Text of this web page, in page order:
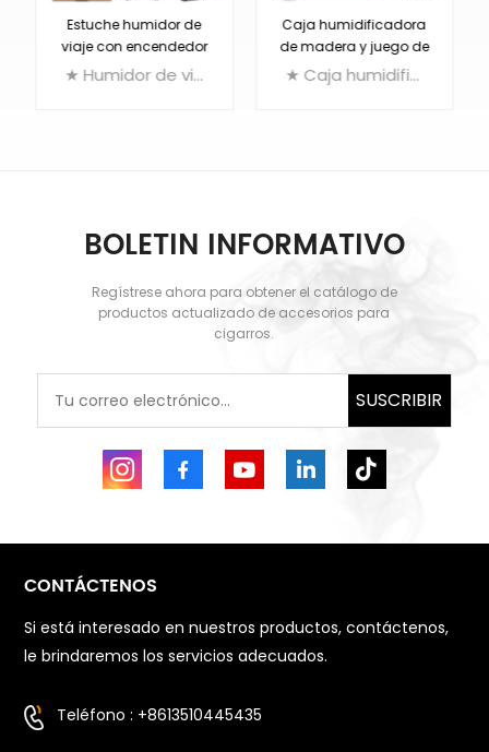
Estuche humidor de
viaje con encendedor
de cigarros 5 en 1,★ Humidor de viaje + Encendedor de cigarros 5 en 1 + 2 paquetes de humedad bidireccionales | Humidor: cuero PU, forrado en madera de cedro, capacidad para 7 puros | Encendedor: encendedor de 2 antorchas de chorro + cortador de cigarros V + perforador de cigarros + soporte para cigarros + potenciador de extracción
APRENDE MÁS
Caja humidificadora
de madera y juego de
encendedor de
cigarros 5 en 1
★ Caja humidificadora de madera con higrómetro digital, humidificador y cajón, paquete de humedad de 2 vías, con capacidad para 80 puros ★ Encendedor de cigarros 5 en 1: Encendedor de 2 antorchas de chorro + Cortador de cigarros en V + Perforador de cigarros + Soporte para cigarros + Potenciador de aspiración
APRENDE MÁS
BOLETIN INFORMATIVO
Regístrese ahora para obtener el catálogo de
productos actualizado de accesorios para
cigarros.
SUSCRIBIR
CONTÁCTENOS
Si está interesado en nuestros productos, contáctenos,
le brindaremos los servicios adecuados.
Teléfono : +8613510445435